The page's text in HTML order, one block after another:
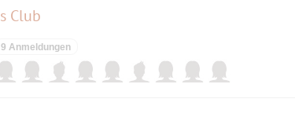
Club
9 Anmeldungen